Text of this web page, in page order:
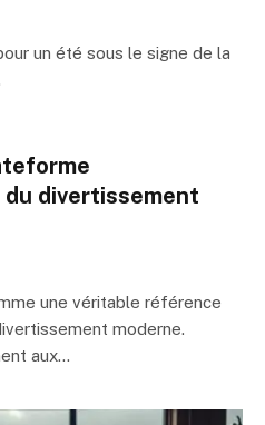
un été sous le signe de la
divertissement
une véritable référence
moderne.
aux…